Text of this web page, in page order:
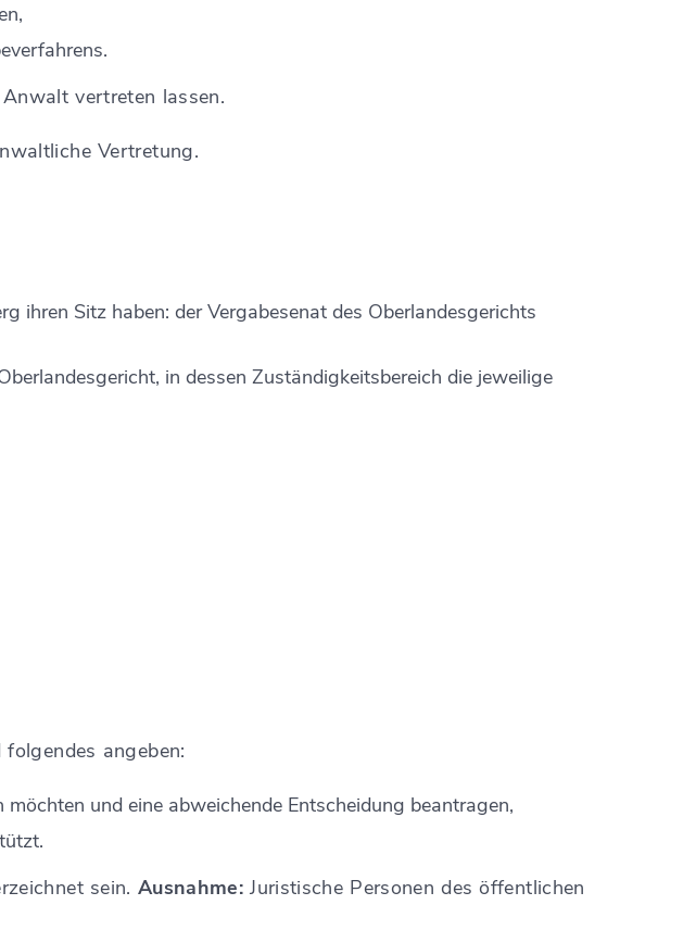
vertreten lassen.
Vertretung.
ihren Sitz haben: der Vergabesenat des Oberlandesgerichts
in dessen Zuständigkeitsbereich die jeweilige
angeben:
und eine abweichende Entscheidung beantragen,
sein. Ausnahme: Juristische Personen des öffentlichen